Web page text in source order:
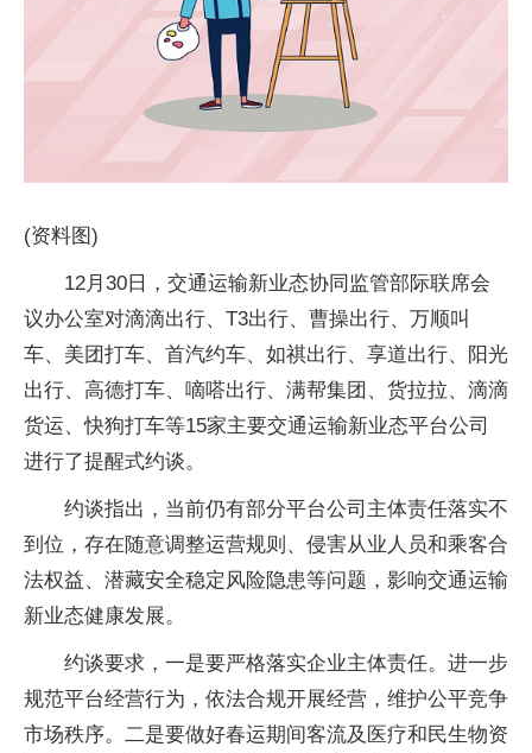
(资料图)
12月30日，交通运输新业态协同监管部际联席会
议办公室对滴滴出行、T3出行、曹操出行、万顺叫
车、美团打车、首汽约车、如祺出行、享道出行、阳光
出行、高德打车、嘀嗒出行、满帮集团、货拉拉、滴滴
货运、快狗打车等15家主要交通运输新业态平台公司
进行了提醒式约谈。
约谈指出，当前仍有部分平台公司主体责任落实不
到位，存在随意调整运营规则、侵害从业人员和乘客合
法权益、潜藏安全稳定风险隐患等问题，影响交通运输
新业态健康发展。
约谈要求，一是要严格落实企业主体责任。进一步
规范平台经营行为，依法合规开展经营，维护公平竞争
市场秩序。二是要做好春运期间客流及医疗和民生物资